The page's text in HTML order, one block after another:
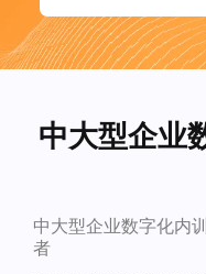
中大型企业
中大型企业数字化内
者